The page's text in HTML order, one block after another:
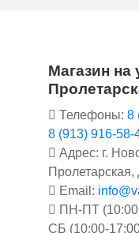
Магазин на
Телефоны: 8
8 (913) 916-58-
Адрес: г.
Пролетарская,
Email:
ПН-ПТ
СБ (10:00-